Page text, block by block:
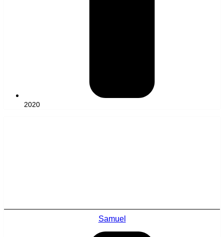
2020
Samuel